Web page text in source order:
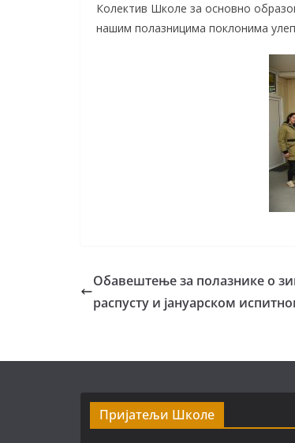
Колектив Школе за основно
нашим полазницима поклонима
Обавештење за полазнике о
распусту и јануарском
Пријатељи Школе